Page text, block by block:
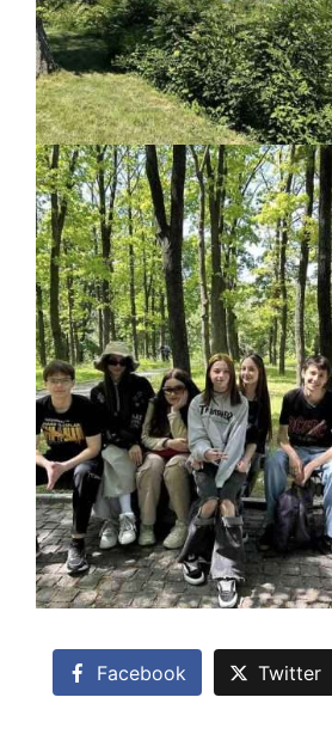
Facebook Twitter